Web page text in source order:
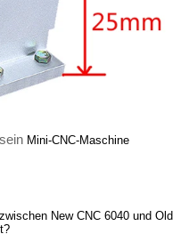
Mini-CNC-Maschine
New CNC 6040 und Old